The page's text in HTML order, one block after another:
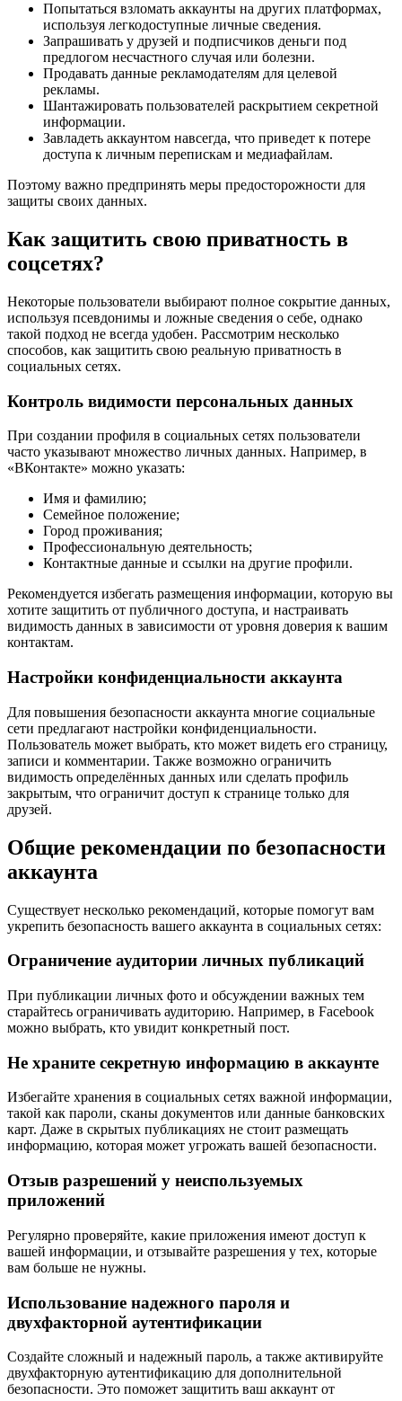
Попытаться взломать аккаунты на других платформах,
используя легкодоступные личные сведения.
Запрашивать у друзей и подписчиков деньги под
предлогом несчастного случая или болезни.
Продавать данные рекламодателям для целевой
рекламы.
Шантажировать пользователей раскрытием секретной
информации.
Завладеть аккаунтом навсегда, что приведет к потере
доступа к личным перепискам и медиафайлам.
Поэтому важно предпринять меры предосторожности для
защиты своих данных.
Как защитить свою приватность в
соцсетях?
Некоторые пользователи выбирают полное сокрытие данных,
используя псевдонимы и ложные сведения о себе, однако
такой подход не всегда удобен. Рассмотрим несколько
способов, как защитить свою реальную приватность в
социальных сетях.
Контроль видимости персональных данных
При создании профиля в социальных сетях пользователи
часто указывают множество личных данных. Например, в
«ВКонтакте» можно указать:
Имя и фамилию;
Семейное положение;
Город проживания;
Профессиональную деятельность;
Контактные данные и ссылки на другие профили.
Рекомендуется избегать размещения информации, которую вы
хотите защитить от публичного доступа, и настраивать
видимость данных в зависимости от уровня доверия к вашим
контактам.
Настройки конфиденциальности аккаунта
Для повышения безопасности аккаунта многие социальные
сети предлагают настройки конфиденциальности.
Пользователь может выбрать, кто может видеть его страницу,
записи и комментарии. Также возможно ограничить
видимость определённых данных или сделать профиль
закрытым, что ограничит доступ к странице только для
друзей.
Общие рекомендации по безопасности
аккаунта
Существует несколько рекомендаций, которые помогут вам
укрепить безопасность вашего аккаунта в социальных сетях:
Ограничение аудитории личных публикаций
При публикации личных фото и обсуждении важных тем
старайтесь ограничивать аудиторию. Например, в Facebook
можно выбрать, кто увидит конкретный пост.
Не храните секретную информацию в аккаунте
Избегайте хранения в социальных сетях важной информации,
такой как пароли, сканы документов или данные банковских
карт. Даже в скрытых публикациях не стоит размещать
информацию, которая может угрожать вашей безопасности.
Отзыв разрешений у неиспользуемых
приложений
Регулярно проверяйте, какие приложения имеют доступ к
вашей информации, и отзывайте разрешения у тех, которые
вам больше не нужны.
Использование надежного пароля и
двухфакторной аутентификации
Создайте сложный и надежный пароль, а также активируйте
двухфакторную аутентификацию для дополнительной
безопасности. Это поможет защитить ваш аккаунт от